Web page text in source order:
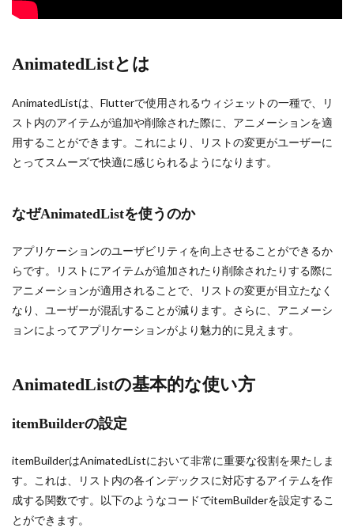
AnimatedListとは
AnimatedListは、Flutterで使用されるウィジェットの一種で、リ
スト内のアイテムが追加や削除された際に、アニメーションを適
用することができます。これにより、リストの変更がユーザーに
とってスムーズで快適に感じられるようになります。
なぜAnimatedListを使うのか
アプリケーションのユーザビリティを向上させることができるか
らです。リストにアイテムが追加されたり削除されたりする際に
アニメーションが適用されることで、リストの変更が目立たなく
なり、ユーザーが混乱することが減ります。さらに、アニメーシ
ョンによってアプリケーションがより魅力的に見えます。
AnimatedListの基本的な使い方
itemBuilderの設定
itemBuilderはAnimatedListにおいて非常に重要な役割を果たしま
す。これは、リスト内の各インデックスに対応するアイテムを作
成する関数です。以下のようなコードでitemBuilderを設定するこ
とができます。